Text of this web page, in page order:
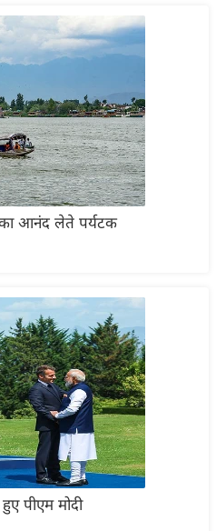
का आनंद लेते पर्यटक
पीएम मोदी